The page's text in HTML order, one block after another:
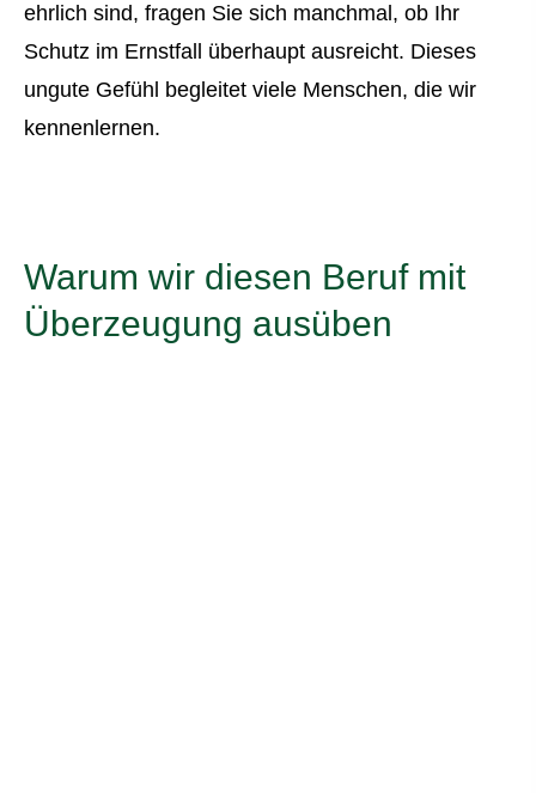
ehrlich sind, fragen Sie sich manchmal, ob Ihr
Schutz im Ernstfall überhaupt ausreicht. Dieses
ungute Gefühl begleitet viele Menschen, die wir
kennenlernen.
Warum wir diesen Beruf mit
Überzeugung ausüben